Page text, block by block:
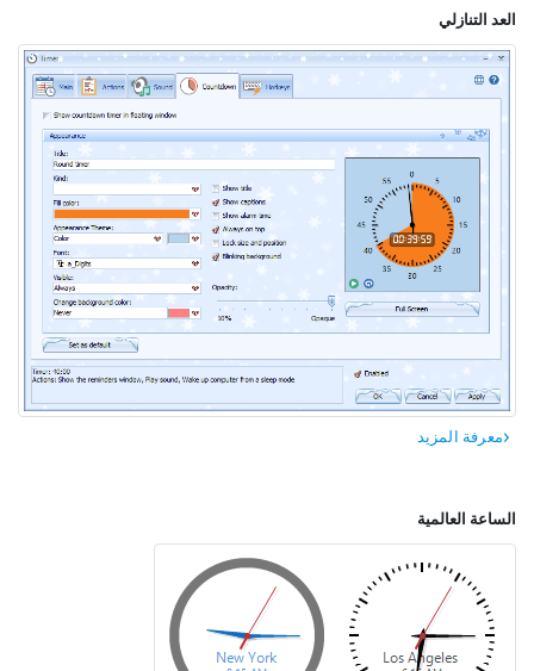
العد التنازلي
معرفة المزيد
الساعة العالمية